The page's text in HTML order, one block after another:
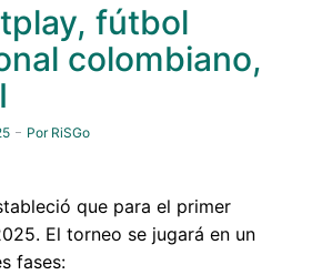
fútbol
colombiano,
Por RiSGo
que para el primer
El torneo se jugará en un
fases: